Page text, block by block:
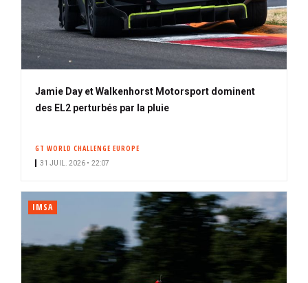
Jamie Day et Walkenhorst Motorsport dominent
des EL2 perturbés par la pluie
GT WORLD CHALLENGE EUROPE
31 JUIL. 2026 • 22:07
IMSA